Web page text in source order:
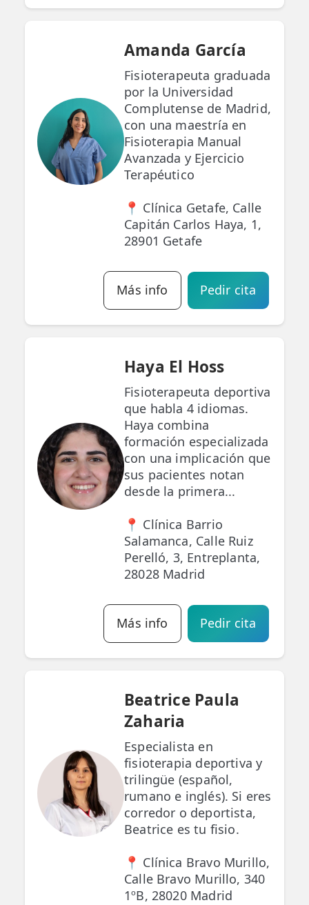
Amanda García
Fisioterapeuta graduada
por la Universidad
Complutense de Madrid,
con una maestría en
Fisioterapia Manual
Avanzada y Ejercicio
Terapéutico
📍 Clínica Getafe, Calle
Capitán Carlos Haya, 1,
28901 Getafe
Más info Pedir cita
Haya El Hoss
Fisioterapeuta deportiva
que habla 4 idiomas.
Haya combina
formación especializada
con una implicación que
sus pacientes notan
desde la primera...
📍 Clínica Barrio
Salamanca, Calle Ruiz
Perelló, 3, Entreplanta,
28028 Madrid
Más info Pedir cita
Beatrice Paula
Zaharia
Especialista en
fisioterapia deportiva y
trilingüe (español,
rumano e inglés). Si eres
corredor o deportista,
Beatrice es tu fisio.
📍 Clínica Bravo Murillo,
Calle Bravo Murillo, 340
1ºB, 28020 Madrid